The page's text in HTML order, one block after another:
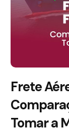
Frete
Tomar a